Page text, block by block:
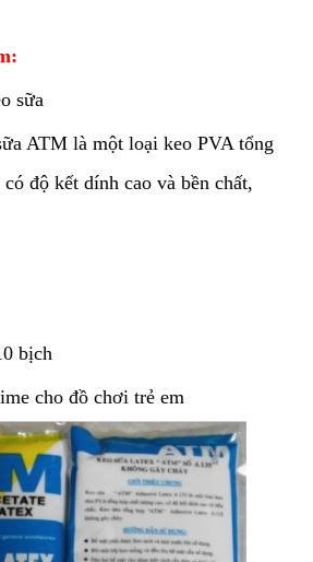
sữa
ATM là một loại keo PVA tổng
độ kết dính cao và bền chất,
bịch
cho đồ chơi trẻ em